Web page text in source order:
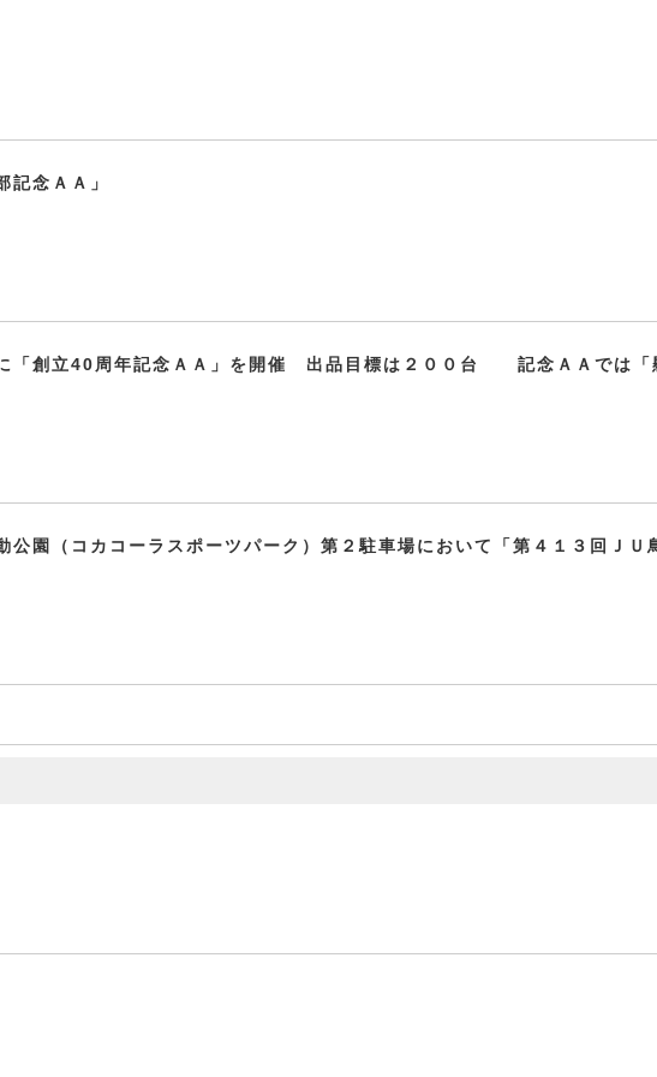
記念ＡＡ」
「創立40周年記念ＡＡ」を開催 出品目標は２００台 記念ＡＡでは「
公園（コカコーラスポーツパーク）第２駐車場において「第４１３回Ｊ